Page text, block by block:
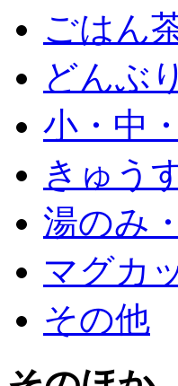
ごはん
どんぶり
小・中
きゅう
湯のみ
マグカ
その他